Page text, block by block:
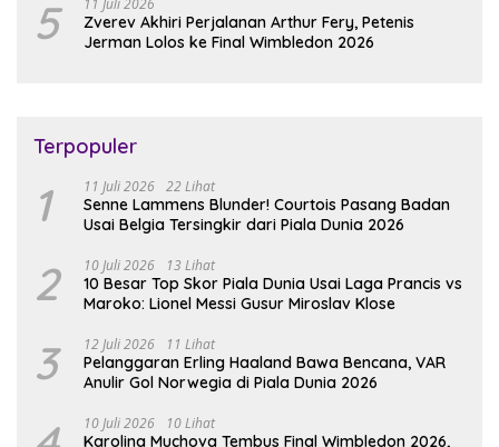
5 11 Juli 2026
Zverev Akhiri Perjalanan Arthur Fery, Petenis
Jerman Lolos ke Final Wimbledon 2026
Terpopuler
1 11 Juli 2026 22 Lihat
Senne Lammens Blunder! Courtois Pasang Badan
Usai Belgia Tersingkir dari Piala Dunia 2026
2 10 Juli 2026 13 Lihat
10 Besar Top Skor Piala Dunia Usai Laga Prancis vs
Maroko: Lionel Messi Gusur Miroslav Klose
3 12 Juli 2026 11 Lihat
Pelanggaran Erling Haaland Bawa Bencana, VAR
Anulir Gol Norwegia di Piala Dunia 2026
10 Juli 2026 10 Lihat
Karolina Muchova Tembus Final Wimbledon 2026,